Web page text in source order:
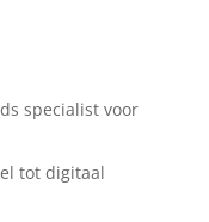
specialist voor
tot digitaal